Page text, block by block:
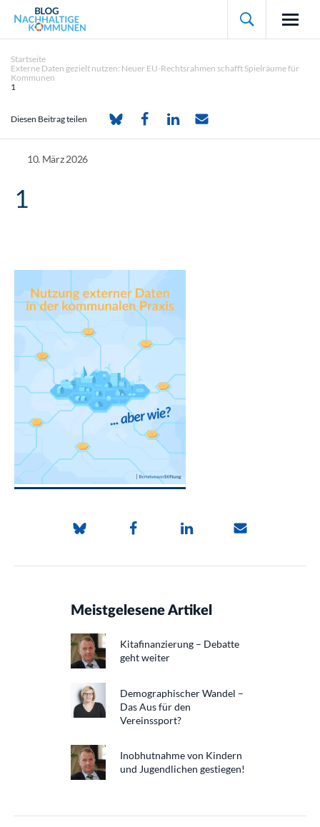

Startseite
Externe Daten gezielt nutzen: Neuer EU-Rechtsrahmen schafft Spielräume für
Kommunen
1
Diesen Beitrag teilen
10. März 2026
1
Meistgelesene Artikel
Kitafinanzierung – Debatte
geht weiter
Demographischer Wandel –
Das Aus für den
Vereinssport?
Inobhutnahme von Kindern
und Jugendlichen gestiegen!